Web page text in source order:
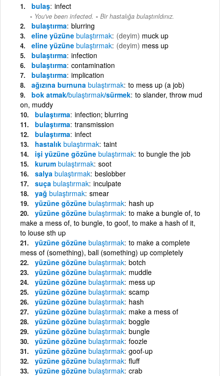
bulaş infect
You've been infected. - Bir hastalığa bulaştırıldınız.
bulaştırma blurring
eline yüzüne bulaştırmak (deyim) muck up
eline yüzüne bulaştırmak (deyim) mess up
bulaştırma infection
bulaştırma contamination
bulaştırma implication
ağızına burnuna bulaştırmak to mess up (a job)
bok atmak/bulaştırmak/sürmek to slander, throw mud
on, muddy
bulaştırma infection; blurring
bulaştırma transmission
bulaştırma infect
hastalık bulaştırmak taint
işi yüzüne gözüne bulaştırmak to bungle the job
kurum bulaştırmak soot
salya bulaştırmak beslobber
suça bulaştırmak inculpate
yağ bulaştırmak smear
yüzüne gözüne bulaştırmak hash up
yüzüne gözüne bulaştırmak to make a bungle of, to
make a mess of, to bungle, to goof, to make a hash of it,
to louse sth up
yüzüne gözüne bulaştırmak to make a complete
mess of (something), ball (something) up completely
yüzüne gözüne bulaştırmak botch
yüzüne gözüne bulaştırmak muddle
yüzüne gözüne bulaştırmak mess up
yüzüne gözüne bulaştırmak scamp
yüzüne gözüne bulaştırmak hash
yüzüne gözüne bulaştırmak make a mess of
yüzüne gözüne bulaştırmak boggle
yüzüne gözüne bulaştırmak bungle
yüzüne gözüne bulaştırmak foozle
yüzüne gözüne bulaştırmak goof-up
yüzüne gözüne bulaştırmak fluff
yüzüne gözüne bulaştırmak crab